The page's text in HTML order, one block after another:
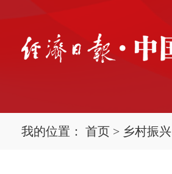
我的位置： 首页 > 乡村振兴